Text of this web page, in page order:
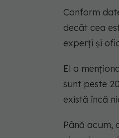
Conform
decât cea
experți și
El a
sunt peste
există încă
Până acum,